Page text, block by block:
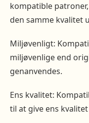
kompatible
den samme kvalitet
Miljøvenligt:
miljøvenlige end
genanvendes.
Ens kvalitet:
til at give ens